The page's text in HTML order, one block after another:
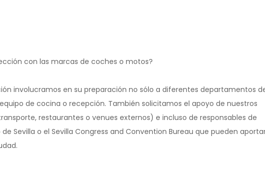
con las marcas de coches o motos?
involucramos en su preparación no sólo a diferentes departamentos
de cocina o recepción. También solicitamos el apoyo de nuestros
restaurantes o venues externos) e incluso de responsables de
Sevilla o el Sevilla Congress and Convention Bureau que pueden